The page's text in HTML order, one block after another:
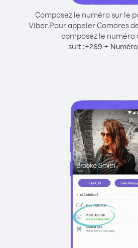
Composez le numéro sur le
Viber.Pour appeler Comores
composez le numéro
suit :+269 +